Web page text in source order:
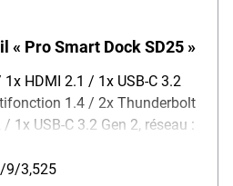
« Pro Smart Dock SD25 »
HDMI 2.1 / 1x USB-C 3.2
1.4 / 2x Thunderbolt
1x USB-C 3.2 Gen 2, réseau :
V (50–60 Hz), puissance
9/3,525